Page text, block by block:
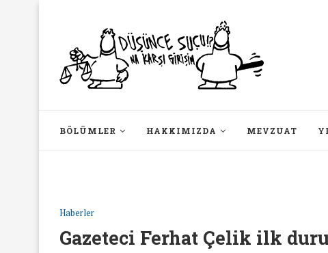
BÖLÜMLER HAKKIMIZDA MEVZUAT
Haberler
Gazeteci Ferhat Çelik ilk